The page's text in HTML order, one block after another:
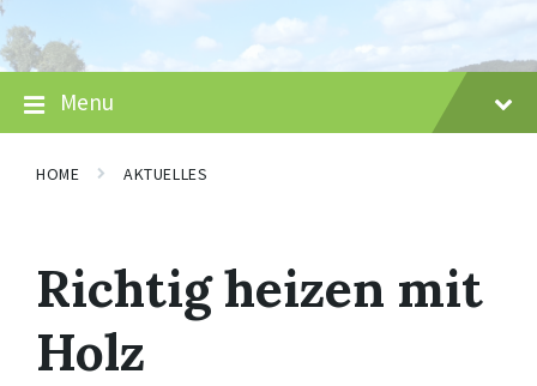
Skip
to
content
Skip
to
main
navigation
Skip
to
footer
Menu
HOME AKTUELLES
Richtig heizen mit
Holz